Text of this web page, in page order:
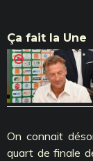
Ça fait la Une
On connait
quart de finale